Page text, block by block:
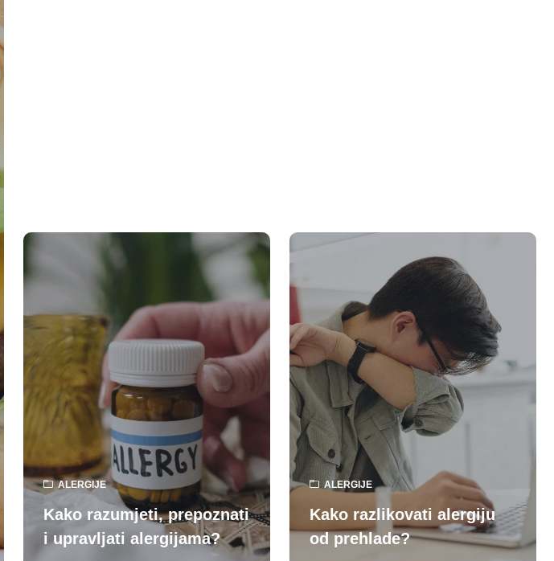
ALERGIJE
Kako razumjeti, prepoznati
i upravljati alergijama?
ALERGIJE
Kako razlikovati alergiju
od prehlade?